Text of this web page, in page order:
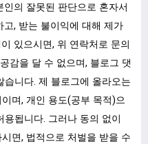
의 잘못된 판단으로 혼자서
고, 받는 불이익에 대해 제가
있으시면, 위 연락처로 문의
감을 달 수 없으며, 블로그 댓
니다. 제 블로그에 올라오는
며, 개인 용도(공부 목적)으
됩니다. 그러나 동의 없이
면, 법적으로 처벌을 받을 수